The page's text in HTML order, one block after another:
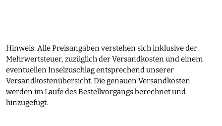
Hinweis: Alle Preisangaben verstehen sich inklusive der
Mehrwertsteuer, zuzüglich der Versandkosten und einem
eventuellen Inselzuschlag entsprechend unserer
Versandkostenübersicht. Die genauen Versandkosten
werden im Laufe des Bestellvorgangs berechnet und
hinzugefügt.